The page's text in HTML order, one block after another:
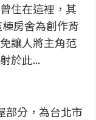
住在這裡，其
房舍為創作背
讓人將主角范
於此...
部分，為台北市